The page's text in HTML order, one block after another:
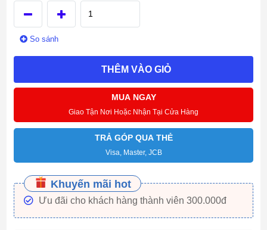
So sánh
THÊM VÀO GIỎ
MUA NGAY
Giao Tận Nơi Hoặc Nhận Tại Cửa Hàng
TRẢ GÓP QUA THẺ
Visa, Master, JCB
Khuyến mãi hot
Ưu đãi cho khách hàng thành viên 300.000đ